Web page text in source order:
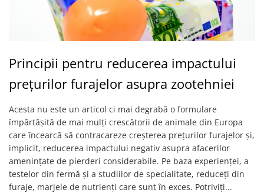
Principii pentru reducerea impactului
prețurilor furajelor asupra zootehniei
Acesta nu este un articol ci mai degrabă o formulare
împărtășită de mai mulți crescătorii de animale din Europa
care încearcă să contracareze creșterea prețurilor furajelor și,
implicit, reducerea impactului negativ asupra afacerilor
amenințate de pierderi considerabile. Pe baza experienței, a
testelor din fermă și a studiilor de specialitate, reduceți din
furaje, marjele de nutrienți care sunt în exces. Potriviți...